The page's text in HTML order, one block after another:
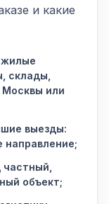
и какие
жилые
склады,
Москвы или
выезды:
объект;